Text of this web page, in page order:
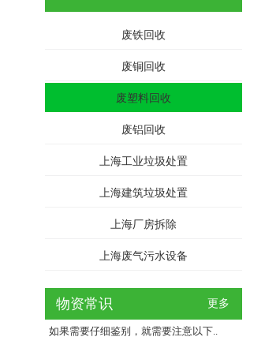
废铁回收
废铜回收
废塑料回收
废铝回收
上海工业垃圾处置
上海建筑垃圾处置
上海厂房拆除
上海废气污水设备
物资常识 更多
如果需要仔细鉴别，就需要注意以下..